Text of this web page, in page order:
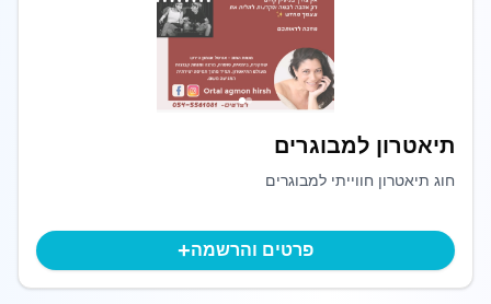
תיאטרון למבוגרים
חוג תיאטרון חווייתי למבוגרים
פרטים והרשמה+